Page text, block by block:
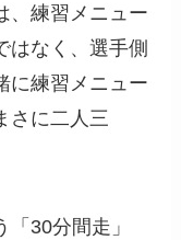
、練習メニュー
はなく、選手側
に練習メニュー
さに二人三
30分間走」